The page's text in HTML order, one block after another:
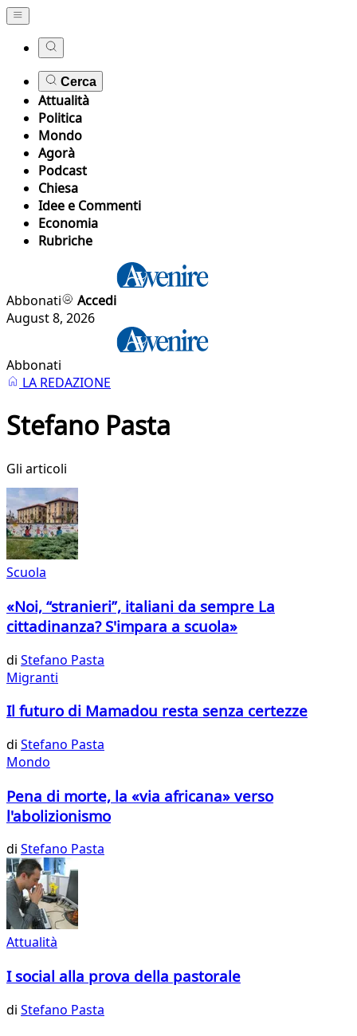
Cerca
Attualità
Politica
Mondo
Agorà
Podcast
Chiesa
Idee e Commenti
Economia
Rubriche
Abbonati
Accedi
August 8, 2026
Abbonati
LA REDAZIONE
Stefano Pasta
Gli articoli
Scuola
«Noi, “stranieri”, italiani da sempre La
cittadinanza? S'impara a scuola»
di Stefano Pasta
Migranti
Il futuro di Mamadou resta senza certezze
di Stefano Pasta
Mondo
Pena di morte, la «via africana» verso
l'abolizionismo
di Stefano Pasta
Attualità
I social alla prova della pastorale
di Stefano Pasta